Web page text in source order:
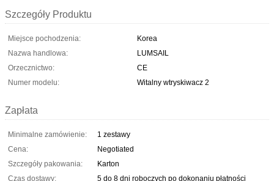
Szczegóły Produktu
Miejsce pochodzenia:
Korea
Nazwa handlowa:
LUMSAIL
Orzecznictwo:
CE
Numer modelu:
Witalny wtryskiwacz 2
Zapłata
Minimalne zamówienie:
1 zestawy
Cena:
Negotiated
Szczegóły pakowania:
Karton
Czas dostawy:
5 do 8 dni roboczych po dokonaniu płatności